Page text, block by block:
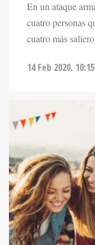
En un ataque
cuatro personas
cuatro más
14 Feb 2020.